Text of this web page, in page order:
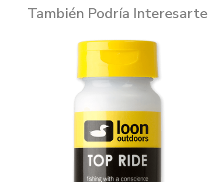
También Podría Interesarte